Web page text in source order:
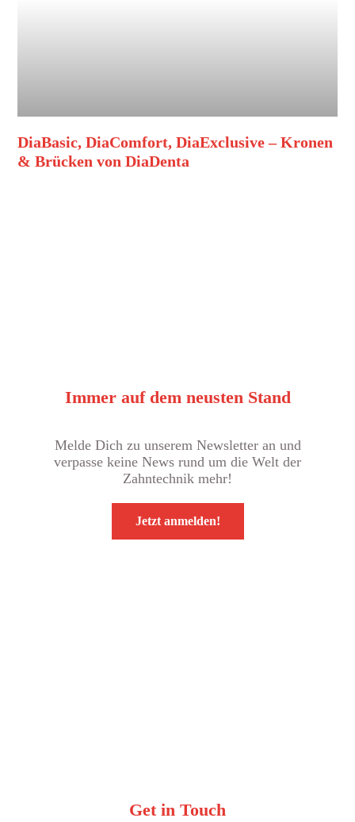
DiaBasic, DiaComfort, DiaExclusive – Kronen
& Brücken von DiaDenta
Immer auf dem neusten Stand
Melde Dich zu unserem Newsletter an und
verpasse keine News rund um die Welt der
Zahntechnik mehr!
Jetzt anmelden!
Get in Touch